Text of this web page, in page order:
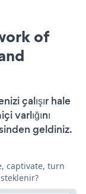
of
çalışır hale
varlığını
geldiniz.
captivate, turn